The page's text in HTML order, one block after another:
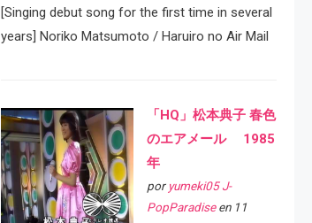
[Singing debut song for the first time in several
years] Noriko Matsumoto / Haruiro no Air Mail
「HQ」松本典子 春色
のエアメール 1985
年
por yumeki05 J-
PopParadiseen 11